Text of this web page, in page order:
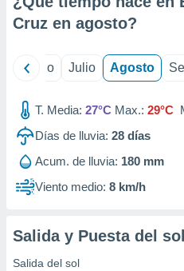
e
publicidad
publicidad
de
Cruz en agosto?
Junio Julio Agosto
T. Media: 27°C Max.: 29°C
Días de lluvia: 28 días
Acum. de lluvia: 180 mm
Viento medio: 8 km/h
Salida y Puesta del sol
Salida del sol